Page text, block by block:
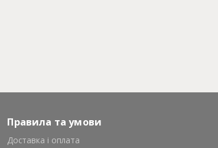
Правила та умови
Доставка і оплата